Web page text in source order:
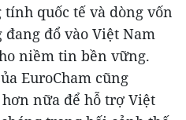
quốc tế và dòng vốn
đổ vào Việt Nam
niềm tin bền vững.
EuroCham cũng
nữa để hỗ trợ Việt